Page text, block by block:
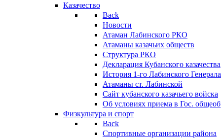
Казачество
Back
Новости
Атаман Лабинского РКО
Атаманы казачьих обществ
Структура РКО
Декларация Кубанского казачества
История 1-го Лабинского
Атаманы ст. Лабинской
Cайт кубанского казачьего войска
Об условиях приема в Гос.
Физкультура и спорт
Back
Спортивные организации района